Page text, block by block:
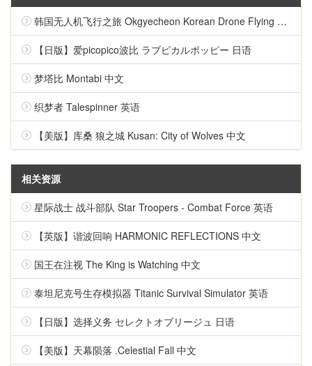
韩国无人机飞行之旅 Okgyecheon Korean Drone Flying Tour Okgyecheon 中文
【日版】爱picopico波比 ラブピカルポッピー 日语
梦塔比 Montabi 中文
织梦者 Talespinner 英语
【美版】库桑 狼之城 Kusan: City of Wolves 中文
相关资源
星际战士 战斗部队 Star Troopers - Combat Force 英语
【英版】谐波回响 HARMONIC REFLECTIONS 中文
国王在注视 The King is Watching 中文
泰坦尼克号生存模拟器 Titanic Survival Simulator 英语
【日版】选择义务 セレクトオブリージュ 日语
【美版】天幕陨落 .Celestial Fall 中文